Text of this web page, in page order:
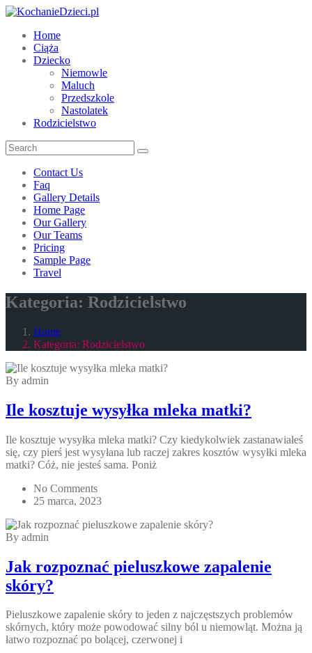
Home
Ciąża
Dziecko
Niemowle
Maluch
Przedszkole
Nastolatek
Rodzicielstwo
Contact Us
Faq
Gallery Details
Home Page
Our Gallery
Our Teams
Pricing
Sample Page
Travel
Kategoria: Rodzicielstwo
Home
Kategoria: Rodzicielstwo
By admin
Ile kosztuje wysyłka mleka matki?
Ile kosztuje wysyłka mleka matki? Czy kiedykolwiek zastanawiałeś
się, czy pierś jest wysyłana lub raczej zakres kosztów wysyłki mleka
matki? Cóż, nie jesteś sama. Poniż
No Comments
25 marca, 2023
By admin
Jak rozpoznać pieluszkowe zapalenie
skóry?
Pieluszkowe zapalenie skóry to jeden z najczęstszych problemów
skórnych, który może powodować silny ból u niemowląt. Można ją
łatwo rozpoznać po bolącej, czerwonej i